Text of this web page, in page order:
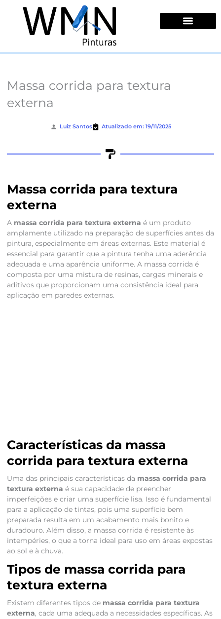
conteúdo
Massa corrida para textura
externa
Luiz Santos Atualizado em: 19/11/2025
Massa corrida para textura
externa
A massa corrida para textura externa é um produto
amplamente utilizado na preparação de superfícies antes da
pintura, especialmente em áreas externas. Este material é
essencial para garantir que a pintura tenha uma aderência
adequada e uma aparência uniforme. A massa corrida é
composta por uma mistura de resinas, cargas minerais e
aditivos que proporcionam uma consistência ideal para
aplicação em paredes externas.
Características da massa
corrida para textura externa
Uma das principais características da massa corrida para
textura externa é sua capacidade de preencher
imperfeições e criar uma superfície lisa. Isso é fundamental
para a aplicação de tintas, pois uma superfície bem
preparada resulta em um acabamento mais bonito e
duradouro. Além disso, a massa corrida é resistente às
intempéries, o que a torna ideal para uso em áreas expostas
ao sol e à chuva.
Tipos de massa corrida para
textura externa
Existem diferentes tipos de massa corrida para textura
externa, cada uma adequada a necessidades específicas. As